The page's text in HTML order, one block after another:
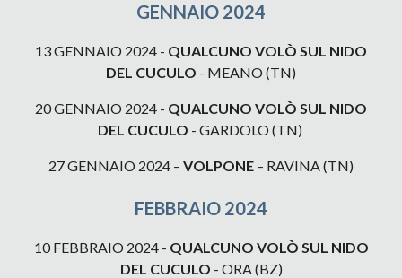
GENNAIO 2024
13 GENNAIO 2024 - QUALCUNO VOLÒ SUL NIDO
DEL CUCULO - MEANO(TN)
20GENNAIO 2024 - QUALCUNO VOLÒ SUL NIDO
DEL CUCULO - GARDOLO(TN)
27 GENNAIO 2024 – VOLPONE – RAVINA(TN)
FEBBRAIO 2024
10 FEBBRAIO2024 - QUALCUNO VOLÒ SUL NIDO
DEL CUCULO - ORA(BZ)